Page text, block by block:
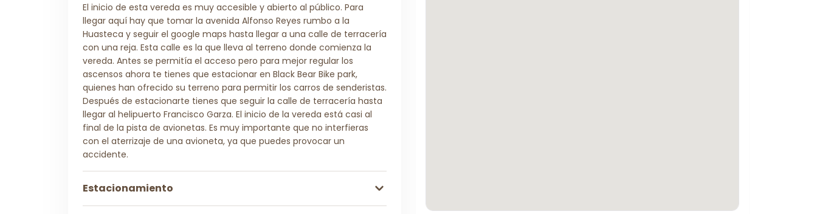
El inicio de esta vereda es muy accesible y abierto al público. Para
llegar aquí hay que tomar la avenida Alfonso Reyes rumbo a la
Huasteca y seguir el google maps hasta llegar a una calle de terracería
con una reja. Esta calle es la que lleva al terreno donde comienza la
vereda. Antes se permitía el acceso pero para mejor regular los
ascensos ahora te tienes que estacionar en Black Bear Bike park,
quienes han ofrecido su terreno para permitir los carros de senderistas.
Después de estacionarte tienes que seguir la calle de terracería hasta
llegar al helipuerto Francisco Garza. El inicio de la vereda está casi al
final de la pista de avionetas. Es muy importante que no interfieras
con el aterrizaje de una avioneta, ya que puedes provocar un
accidente.
Estacionamiento